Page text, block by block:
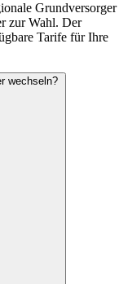
Grundversorger
zur Wahl. Der
Tarife für Ihre
wechseln?